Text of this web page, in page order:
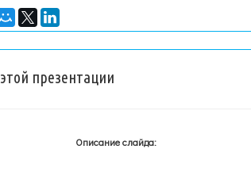
презентации
Описание слайда: